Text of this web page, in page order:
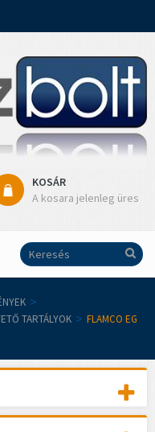
KOSÁR
A kosara jelenleg üres
>
TARTÁLYOK > FLAMCO EG